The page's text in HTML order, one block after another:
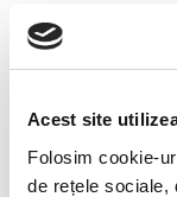
Acest site
Folosim cookie-
de rețele sociale,